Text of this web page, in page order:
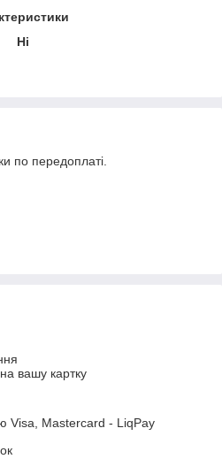
Ні
по передоплаті.
вашу картку
Visa, Mastercard - LiqPay